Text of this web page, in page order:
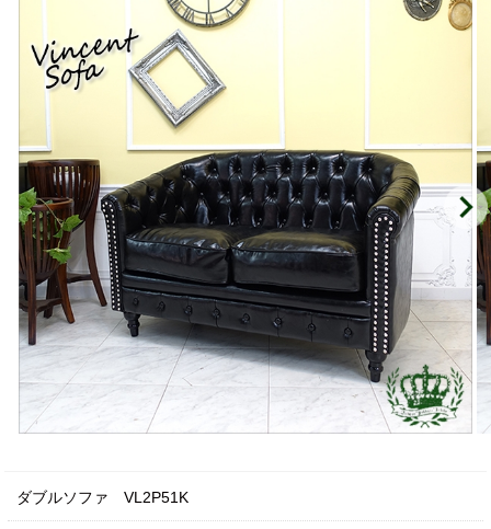
ダブルソファ VL2P51K